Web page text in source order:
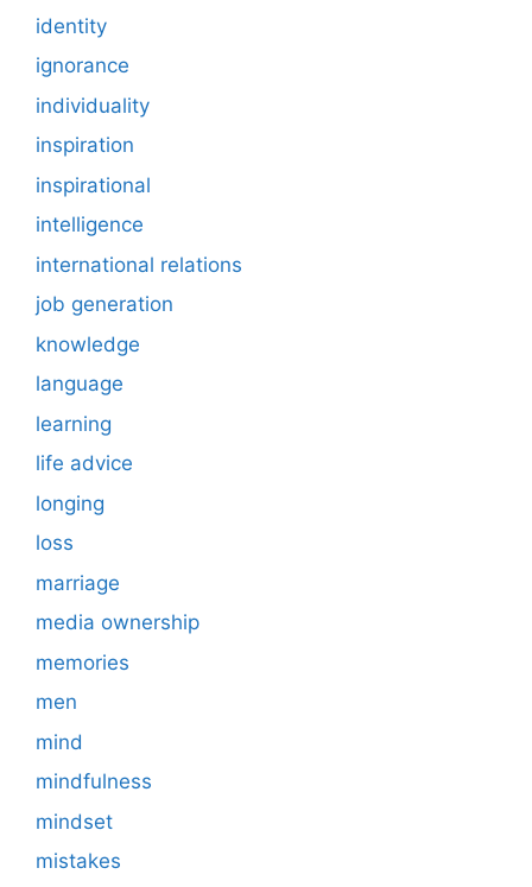
identity
ignorance
individuality
inspiration
inspirational
intelligence
international relations
job generation
knowledge
language
learning
life advice
longing
loss
marriage
media ownership
memories
men
mind
mindfulness
mindset
mistakes